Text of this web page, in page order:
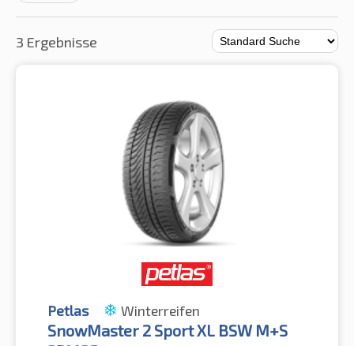
3 Ergebnisse
Petlas Winterreifen
SnowMaster 2 Sport XL BSW M+S